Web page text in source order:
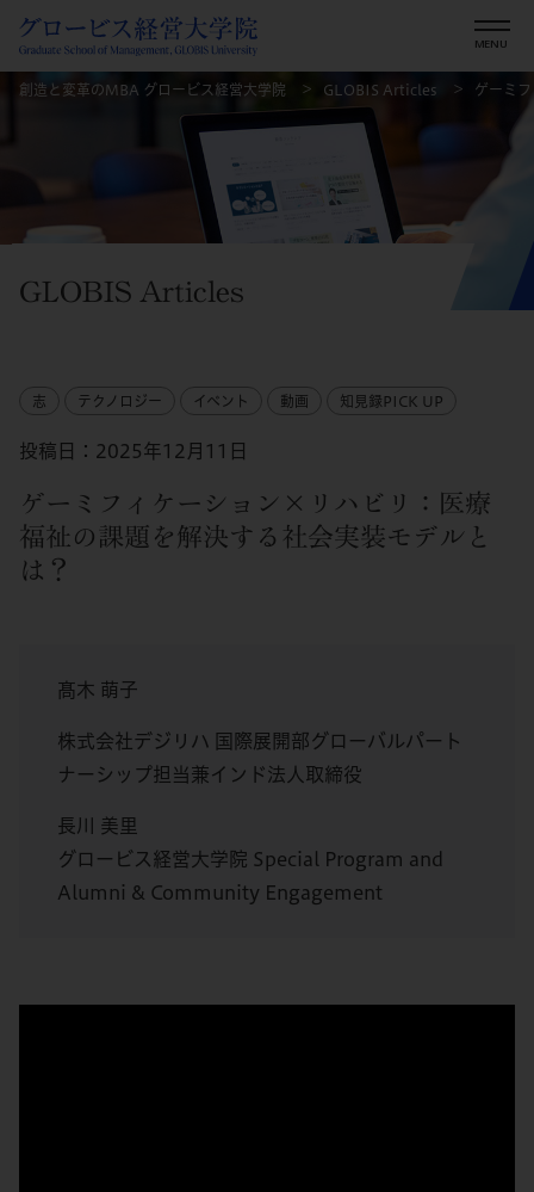
創造と変革のMBA グロービス経営大学院 GLOBIS Articles ゲーミ
GLOBIS Articles
志 テクノロジー イベント 動画 知見録PICK UP
投稿日：2025年12月11日
ゲーミフィケーション×リハビリ：医療
福祉の課題を解決する社会実装モデルと
は？
髙木 萌子
株式会社デジリハ 国際展開部グローバルパート
ナーシップ担当兼インド法人取締役
長川 美里
グロービス経営大学院 Special Program and
Alumni & Community Engagement